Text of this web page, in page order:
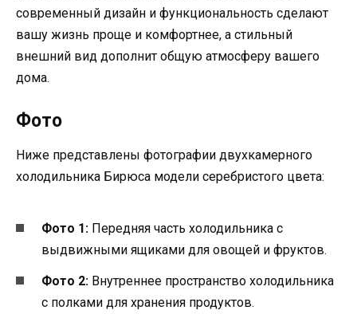
современный дизайн и функциональность сделают
вашу жизнь проще и комфортнее, а стильный
внешний вид дополнит общую атмосферу вашего
дома.
Фото
Ниже представлены фотографии двухкамерного
холодильника Бирюса модели серебристого цвета:
Фото 1: Передняя часть холодильника с
выдвижными ящиками для овощей и фруктов.
Фото 2: Внутреннее пространство холодильника
с полками для хранения продуктов.